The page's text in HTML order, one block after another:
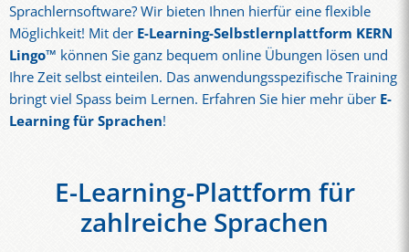
Sprachlernsoftware? Wir bieten Ihnen hierfür eine flexible
Möglichkeit! Mit der E-Learning-Selbstlernplattform KERN
Lingo™ können Sie ganz bequem online Übungen lösen und
Ihre Zeit selbst einteilen. Das anwendungsspezifische Training
bringt viel Spass beim Lernen. Erfahren Sie hier mehr über E-
Learning für Sprachen!
E-Learning-Plattform für
zahlreiche Sprachen